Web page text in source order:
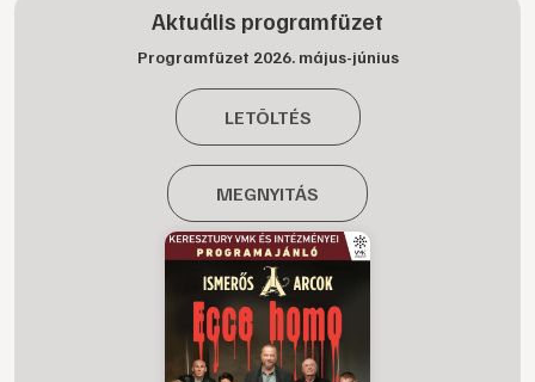
Aktuális programfüzet
Programfüzet 2026. május-június
LETÖLTÉS
MEGNYITÁS